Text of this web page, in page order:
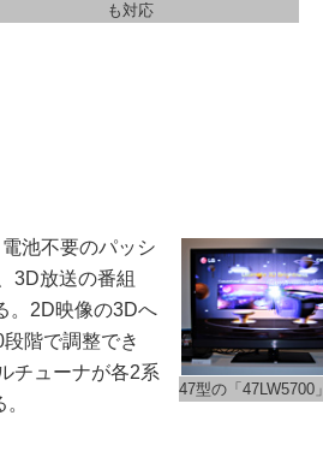
も対応
47型の「47LW5700」
池不要のパッシ
3D放送の番組
。2D映像の3Dへ
階で調整でき
チューナが各2系